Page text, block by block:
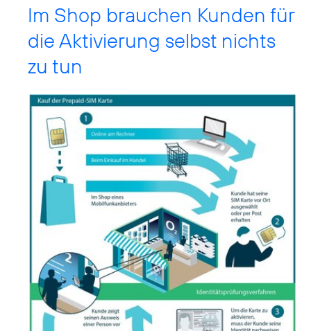
Im Shop brauchen Kunden für
die Aktivierung selbst nichts
zu tun